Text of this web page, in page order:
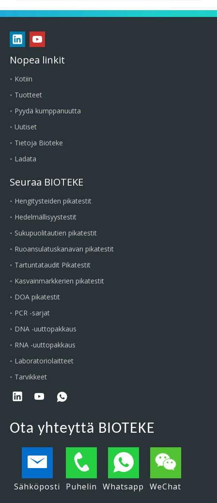
Nopea linkit
Kotiin
Tuotteet
Pyydä kumppanuutta
Uutiset
Tietoja Bioteke
Ladata
Seuraa BIOTEKE
Hengitysteiden pikatestit
Hedelmällisyystestit
Sukupuolitautien pikatestit
Ruoansulatuskanavan pikatestit
Tartuntataudit Pikatestit
Kasvainmarkkerien pikatestit
DOA pikatestit
PCR -sarjat
DNA -uuttopakkaus
RNA -uuttopakkaus
Laboratoriolaitteet
Tarvikkeet
Ota yhteyttä BIOTEKE
Sähköposti Puhelin Whatsapp WeChat